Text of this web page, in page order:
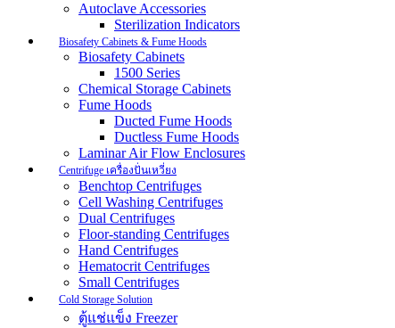
Autoclave Accessories
Sterilization Indicators
Biosafety Cabinets & Fume Hoods
Biosafety Cabinets
1500 Series
Chemical Storage Cabinets
Fume Hoods
Ducted Fume Hoods
Ductless Fume Hoods
Laminar Air Flow Enclosures
Centrifuge เครื่องปั่นเหวี่ยง
Benchtop Centrifuges
Cell Washing Centrifuges
Dual Centrifuges
Floor-standing Centrifuges
Hand Centrifuges
Hematocrit Centrifuges
Small Centrifuges
Cold Storage Solution
ตู้แช่แข็ง Freezer